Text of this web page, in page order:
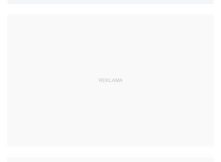
REKLAMA